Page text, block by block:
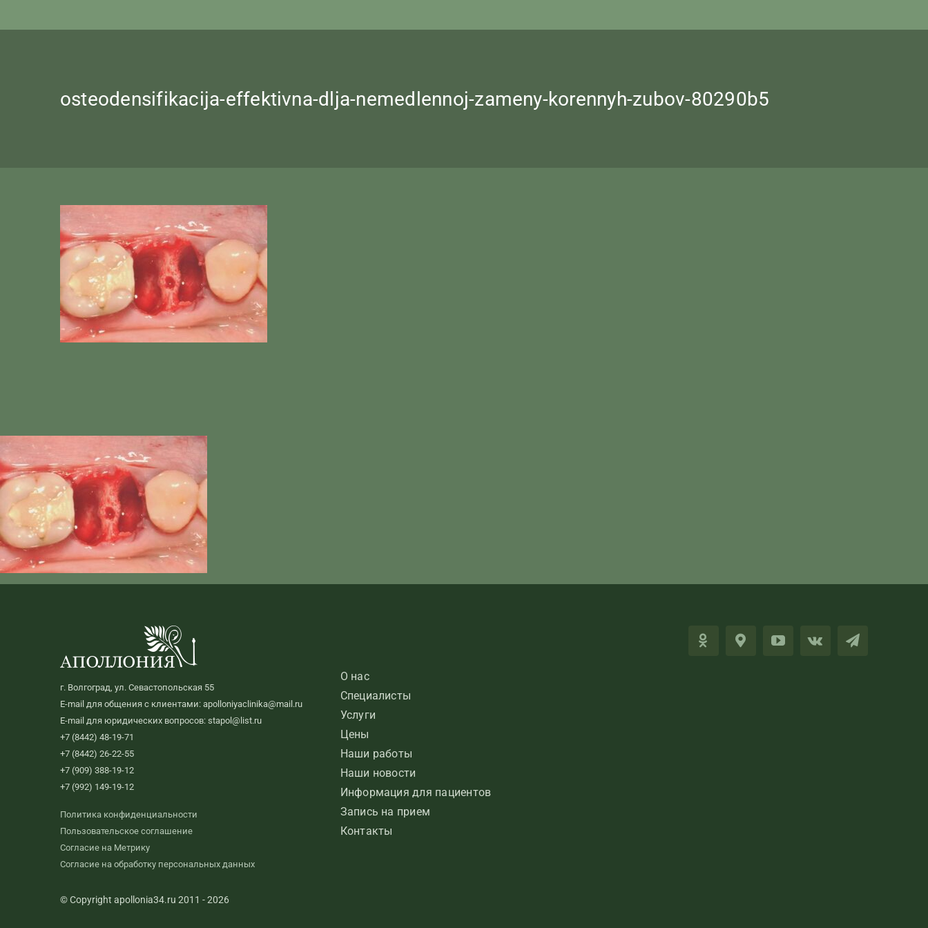
osteodensifikacija-effektivna-dlja-nemedlennoj-zameny-korennyh-zubov-80290b5
г. Волгоград, ул. Севастопольская 55
E-mail для общения с клиентами: apolloniyaclinika@mail.ru
E-mail для юридических вопросов: stapol@list.ru
+7 (8442) 48-19-71
+7 (8442) 26-22-55
+7 (909) 388-19-12
+7 (992) 149-19-12
Политика конфиденциальности
Пользовательское соглашение
Согласие на Метрику
Согласие на обработку персональных данных
© Copyright apollonia34.ru 2011 - 2026
О нас
Специалисты
Услуги
Цены
Наши работы
Наши новости
Информация для пациентов
Запись на прием
Контакты